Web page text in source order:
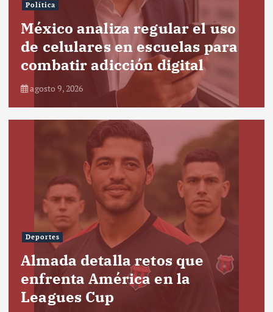
Política
México analiza regular el uso
de celulares en escuelas para
combatir adicción digital
agosto 9, 2026
Deportes
Almada detalla retos que
enfrenta América en la
Leagues Cup